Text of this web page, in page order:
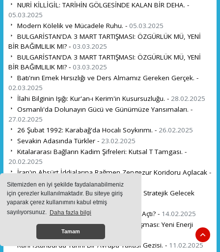
Sitemizden en iyi şekilde faydalanabilmeniz
için çerezler kullanılmaktadır. Bu siteye giriş
yaparak çerez kullanımını kabul etmiş
sayılıyorsunuz. Daha fazla bilgi
Tamam
NURİ KİLLİGİL: TARİHİN GÖLGESİNDE KALAN BİR DEHA. -
05.03.2025
Modern Kölelik ve Mücadele Ruhu. - 05.03.2025
BULGARİSTAN'DA 3 MART TARTIŞMASI: ÖZGÜRLÜK MÜ, YENİ
BİR BAĞIMLILIK MI? - 03.03.2025
BULGARİSTAN'DA 3 MART TARTIŞMASI: ÖZGÜRLÜK MÜ, YENİ
BİR BAĞIMLILIK MI? - 03.03.2025
Batı'nın Emek Hırsızlığı ve Ders Almamız Gereken Gerçek. -
02.03.2025
İlahi Bilginin Işığı: Kur'an-ı Kerim'in Kusursuzluğu. - 28.02.2025
Osmanlı'da Dolunayın Gücü ve Günümüze Yansımaları. -
27.02.2025
26 Şubat 1992: Karabağ'da Hocalı Soykırımı. - 26.02.2025
Sevakin Adasında Türkler - 23.02.2025
Kıtalararası Bağların Kadim Şifreleri: Kutsal T Tamgası. -
20.02.2025
İran'ın Absürt İddialarına Rağmen Zengezur Koridoru Açılacak -
17.02.2025
Avrupa'nın Türkiye'ye Olan Bağımlılığı ve Stratejik Gelecek
Rafet ULUTÜRK . -16.02.2025
Pislikten Medeniyete: Avrupa Nasıl Arayı Açtı? - 14.02.2025
Türkiye ve Pakistan'dan Dev Petrol Anlaşması: Yeni Enerji
12.02.2025
Karlı İstanbul'da Tarihi Bir Avrupa Yakası Gezisi. - 11.02.2025